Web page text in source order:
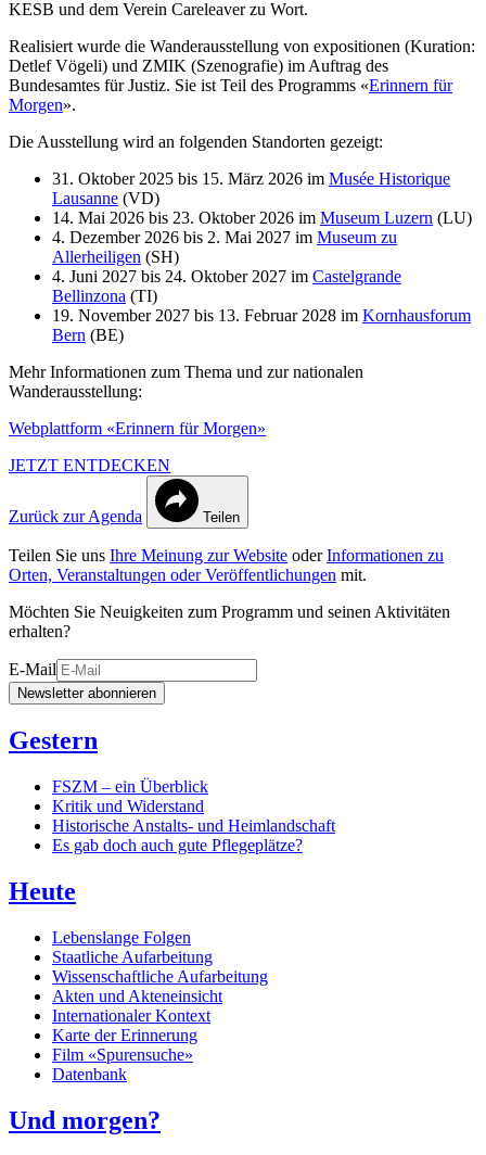
KESB und dem Verein Careleaver zu Wort.
Realisiert wurde die Wanderausstellung von expositionen (Kuration:
Detlef Vögeli) und ZMIK (Szenografie) im Auftrag des
Bundesamtes für Justiz. Sie ist Teil des Programms «Erinnern für
Morgen».
Die Ausstellung wird an folgenden Standorten gezeigt:
31. Oktober 2025 bis 15. März 2026 im Musée Historique
Lausanne (VD)
14. Mai 2026 bis 23. Oktober 2026 im Museum Luzern (LU)
4. Dezember 2026 bis 2. Mai 2027 im Museum zu
Allerheiligen (SH)
4. Juni 2027 bis 24. Oktober 2027 im Castelgrande
Bellinzona (TI)
19. November 2027 bis 13. Februar 2028 im Kornhausforum
Bern (BE)
Mehr Informationen zum Thema und zur nationalen
Wanderausstellung:
Webplattform «Erinnern für Morgen»
JETZT ENTDECKEN
Zurück zur Agenda Teilen
Teilen Sie uns Ihre Meinung zur Website oderInformationen zu
Orten, Veranstaltungen oder Veröffentlichungen mit.
Möchten Sie Neuigkeiten zum Programm und seinen Aktivitäten
erhalten?
E-Mail
Newsletter abonnieren
Gestern
FSZM – ein Überblick
Kritik und Widerstand
Historische Anstalts- und Heimlandschaft
Es gab doch auch gute Pflegeplätze?
Heute
Lebenslange Folgen
Staatliche Aufarbeitung
Wissenschaftliche Aufarbeitung
Akten und Akteneinsicht
Internationaler Kontext
Karte der Erinnerung
Film «Spurensuche»
Datenbank
Und morgen?